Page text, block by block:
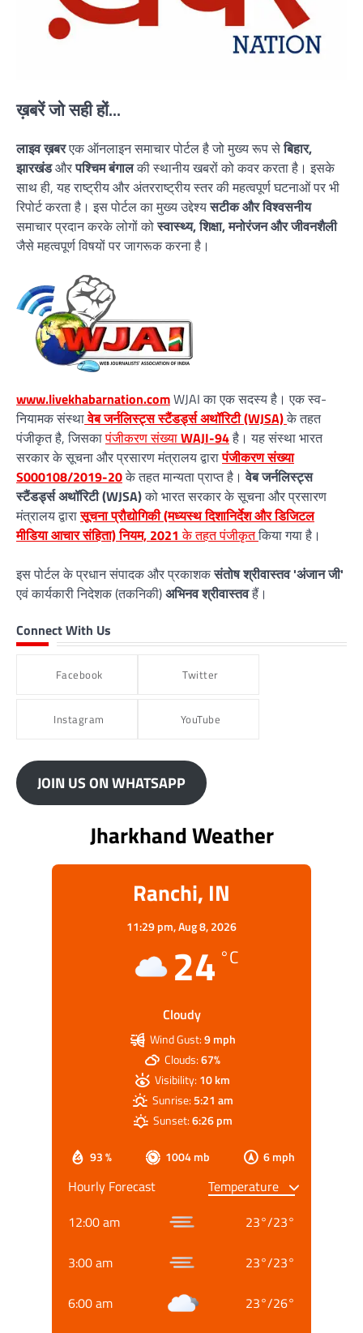
ख़बरें जो सही हों...
लाइव ख़बरएक ऑनलाइन समाचार पोर्टल है जो मुख्य रूप सेबिहार,
झारखंडऔरपश्चिम बंगालकी स्थानीय खबरों को कवर करता है। इसके
साथ ही, यह राष्ट्रीय और अंतरराष्ट्रीय स्तर की महत्वपूर्ण घटनाओं पर भी
रिपोर्ट करता है। इस पोर्टल का मुख्य उद्देश्यसटीक और विश्वसनीय
समाचार प्रदान करके लोगों कोस्वास्थ्य, शिक्षा, मनोरंजन और जीवनशैली
जैसे महत्वपूर्ण विषयों पर जागरूक करना है।
www.livekhabarnation.comWJAI का एक सदस्य है। एक स्व-
नियामक संस्थावेब जर्नलिस्ट्स स्टैंडर्ड्स अथॉरिटी (WJSA)के तहत
पंजीकृत है, जिसकापंजीकरण संख्याWAJI-94है। यह संस्था भारत
सरकार के सूचना और प्रसारण मंत्रालय द्वारापंजीकरण संख्या
S000108/2019-20के तहत मान्यता प्राप्त है।वेब जर्नलिस्ट्स
स्टैंडर्ड्स अथॉरिटी (WJSA)को भारत सरकार के सूचना और प्रसारण
मंत्रालय द्वारासूचना प्रौद्योगिकी (मध्यस्थ दिशानिर्देश और डिजिटल
मीडिया आचार संहिता) नियम, 2021 के तहत पंजीकृतकिया गया है।
इस पोर्टल के प्रधान संपादक और प्रकाशकसंतोष श्रीवास्तव 'अंजान जी'
एवं कार्यकारी निदेशक (तकनिकी)अभिनव श्रीवास्तवहैं।
Connect With Us
Facebook Twitter
Instagram YouTube
JOIN US ON WHATSAPP
Jharkhand Weather
Ranchi, IN
11:29 pm,Aug 8, 2026
24 °C
Cloudy
93 % 1004 mb 6 mph
Wind Gust:9 mph
Clouds:67%
Visibility:10 km
Sunrise:5:21 am
Sunset:6:26 pm
Hourly Forecast
12:00 am
23°/23°
3:00 am 23°/23°
6:00 am 23°/26°